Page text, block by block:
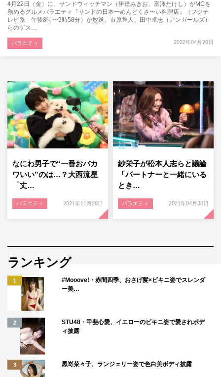
4月22日（金）に、サンドウィッチマン（伊達みきお、富澤たけし）がMCを
務めるグルメバラエティ『サンドの日本一めんどくさ〜い料理店』（フジテ
レビ系 午後8時〜9時58分）が放送。市原隼人、田中卓志（アンガールズ）
らのゲス…
2022年04月20日
バラエティ
なにわ男子で“一番おバカ
ワいい”のは…？大西流星
「丈…
バラエティ 2021年11月28日
紗栄子が松本人志らと議論
「パートナーと一緒にいる
とき…
バラエティ 2021年04月30日
ランキング
1
#Mooove!・赤間四季、おさげ髪×ビキニ姿でスレンダ
ー美…
2
STU48・甲斐心愛、イエローのビキニ姿で愛されボデ
ィ披露
3 黒嵜菜々子、ランジェリー姿で色白美ボディ披露